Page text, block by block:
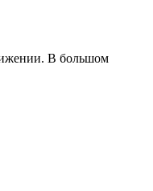
В большом